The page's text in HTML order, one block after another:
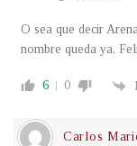
O sea que decir
nombre queda ya.
6 0
Carlos